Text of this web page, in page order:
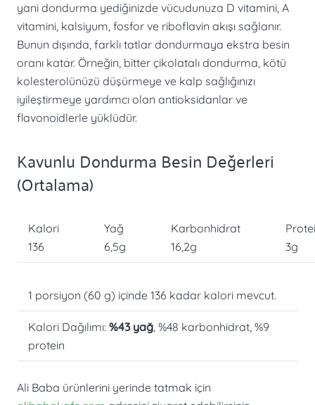
yani dondurma yediğinizde vücudunuza D vitamini, A
vitamini, kalsiyum, fosfor ve riboflavin akışı sağlanır.
Bunun dışında, farklı tatlar dondurmaya ekstra besin
oranı katar. Örneğin, bitter çikolatalı dondurma, kötü
kolesterolünüzü düşürmeye ve kalp sağlığınızı
iyileştirmeye yardımcı olan antioksidanlar ve
flavonoidlerle yüklüdür.
Kavunlu Dondurma Besin Değerleri
(Ortalama)
Kalori
136
Yağ
6,5g
Karbonhidrat
16,2g
3g
1 porsiyon (60 g) içinde 136 kadar kalori mevcut.
Kalori Dağılımı: %43 yağ, %48 karbonhidrat, %9
protein
Ali Baba ürünlerini yerinde tatmak için